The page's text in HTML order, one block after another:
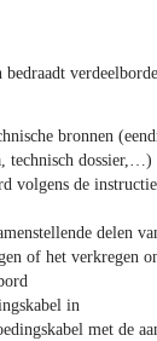
bedraadt
bronnen
technisch dossier,…)
volgens de
delen
of het verkregen
in
met de